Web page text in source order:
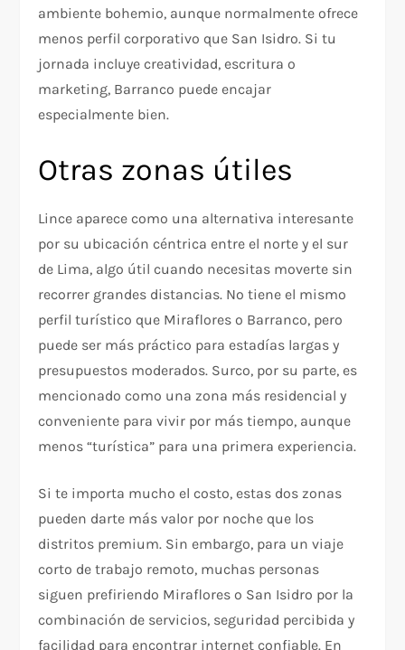
ambiente bohemio, aunque normalmente ofrece
menos perfil corporativo que San Isidro. Si tu
jornada incluye creatividad, escritura o
marketing, Barranco puede encajar
especialmente bien.
Otras zonas útiles
Lince aparece como una alternativa interesante
por su ubicación céntrica entre el norte y el sur
de Lima, algo útil cuando necesitas moverte sin
recorrer grandes distancias. No tiene el mismo
perfil turístico que Miraflores o Barranco, pero
puede ser más práctico para estadías largas y
presupuestos moderados. Surco, por su parte, es
mencionado como una zona más residencial y
conveniente para vivir por más tiempo, aunque
menos “turística” para una primera experiencia.
Si te importa mucho el costo, estas dos zonas
pueden darte más valor por noche que los
distritos premium. Sin embargo, para un viaje
corto de trabajo remoto, muchas personas
siguen prefiriendo Miraflores o San Isidro por la
combinación de servicios, seguridad percibida y
facilidad para encontrar internet confiable. En